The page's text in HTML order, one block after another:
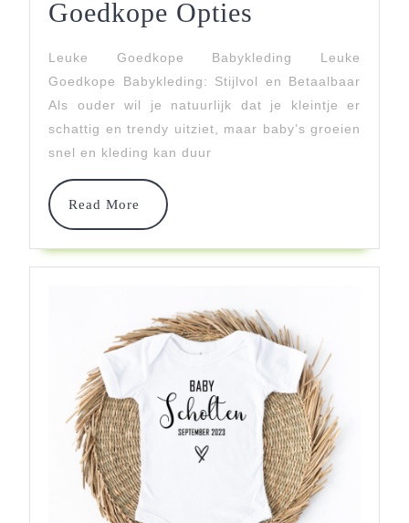
Goedkope Opties
Schattige
Babykleding:
Leuke
Leuke Goedkope Babykleding Leuke
Goedkope Babykleding: Stijlvol en Betaalbaar
Als ouder wil je natuurlijk dat je kleintje er
schattig en trendy uitziet, maar baby’s groeien
snel en kleding kan duur
Read More
Read
More